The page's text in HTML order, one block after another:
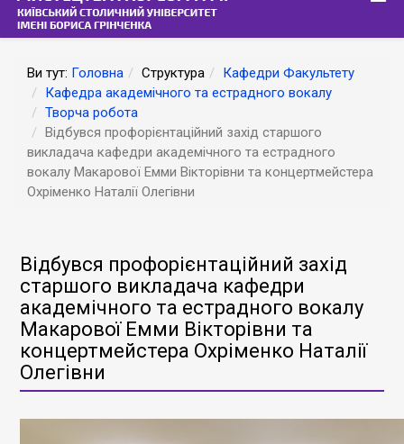
Ви тут: Головна Структура
Кафедри Факультету
Кафедра академічного та естрадного вокалу
Творча робота
Відбувся профорієнтаційний захід старшого
викладача кафедри академічного та естрадного
вокалу Макарової Емми Вікторівни та концертмейстера
Охріменко Наталії Олегівни
Відбувся профорієнтаційний захід
старшого викладача кафедри
академічного та естрадного вокалу
Макарової Емми Вікторівни та
концертмейстера Охріменко Наталії
Олегівни